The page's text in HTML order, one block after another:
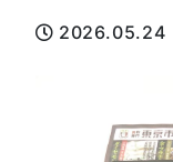
2026.05.24